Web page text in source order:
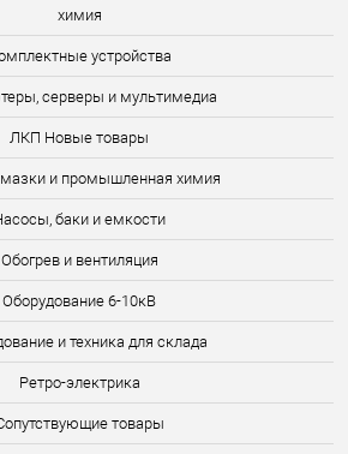
химия
устройства
серверы и мультимедиа
ЛКП Новые товары
и промышленная химия
баки и емкости
Обогрев и вентиляция
Оборудование 6-10кВ
и техника для склада
Ретро-электрика
товары